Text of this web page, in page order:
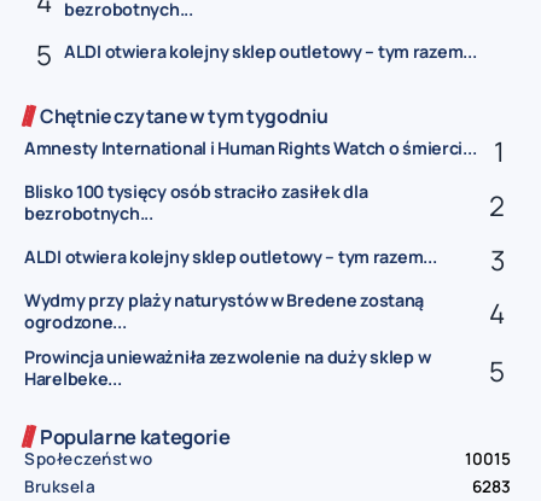
bezrobotnych...
ALDI otwiera kolejny sklep outletowy – tym razem...
Chętnie czytane w tym tygodniu
Amnesty International i Human Rights Watch o śmierci...
Blisko 100 tysięcy osób straciło zasiłek dla
bezrobotnych...
ALDI otwiera kolejny sklep outletowy – tym razem...
Wydmy przy plaży naturystów w Bredene zostaną
ogrodzone...
Prowincja unieważniła zezwolenie na duży sklep w
Harelbeke...
Popularne kategorie
Społeczeństwo
10015
Bruksela
6283